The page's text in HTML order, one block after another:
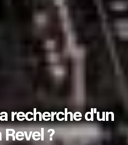
recherche d'un
?